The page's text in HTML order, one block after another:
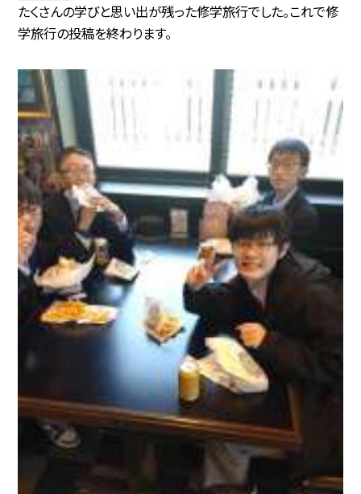
たくさんの学びと思い出が残った修学旅行でした。これで修
学旅行の投稿を終わります。